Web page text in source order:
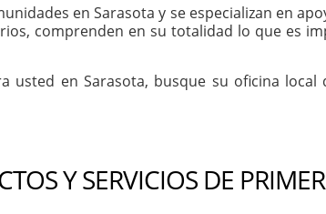
en Sarasota y se especializan en
comprenden en su totalidad lo que es
usted en Sarasota, busque su oficina
Y SERVICIOS DE